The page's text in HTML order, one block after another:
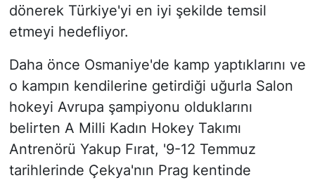
dönerek Türkiye'yi en iyi şekilde temsil
etmeyi hedefliyor.
Daha önce Osmaniye'de kamp yaptıklarını ve
o kampın kendilerine getirdiği uğurla Salon
hokeyi Avrupa şampiyonu olduklarını
belirten A Milli Kadın Hokey Takımı
Antrenörü Yakup Fırat, '9-12 Temmuz
tarihlerinde Çekya'nın Prag kentinde